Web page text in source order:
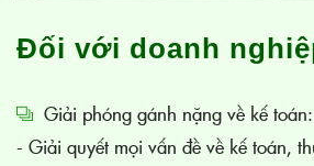
Đối với doanh
Giải phóng gánh nặng về kế toán:
- Giải quyết mọi vấn đề về kế toán,